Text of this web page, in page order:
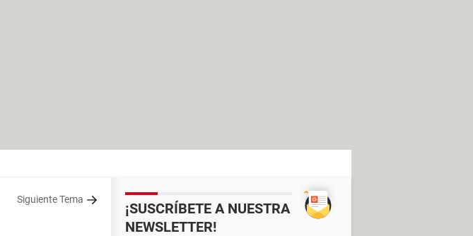
Siguiente Tema
¡SUSCRÍBETE A NUESTRA
NEWSLETTER!